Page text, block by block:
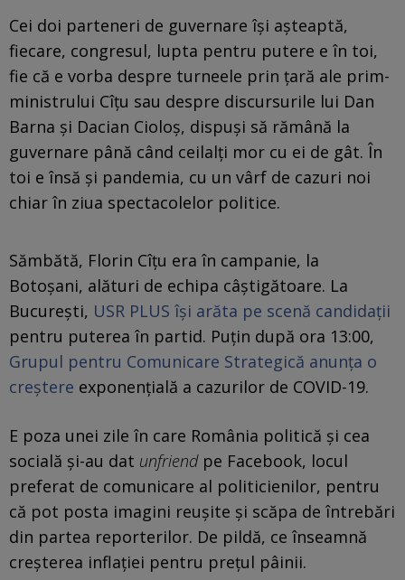
Cei doi parteneri de guvernare își așteaptă,
fiecare, congresul, lupta pentru putere e în toi,
fie că e vorba despre turneele prin țară ale prim-
ministrului Cîțu sau despre discursurile lui Dan
Barna și Dacian Cioloș, dispuși să rămână la
guvernare până când ceilalți mor cu ei de gât. În
toi e însă și pandemia, cu un vârf de cazuri noi
chiar în ziua spectacolelor politice.
Sămbătă, Florin Cîțu era în campanie, la
Botoșani, alături de echipa câștigătoare. La
București, USR PLUS își arăta pe scenă candidații
pentru puterea în partid. Puțin după ora 13:00,
Grupul pentru Comunicare Strategică anunța o
creștere exponențială a cazurilor de COVID-19.
E poza unei zile în care România politică și cea
socială și-au dat unfriendpe Facebook, locul
preferat de comunicare al politicienilor, pentru
că pot posta imagini reușite și scăpa de întrebări
din partea reporterilor. De pildă, ce înseamnă
creșterea inflației pentru prețul pâinii.